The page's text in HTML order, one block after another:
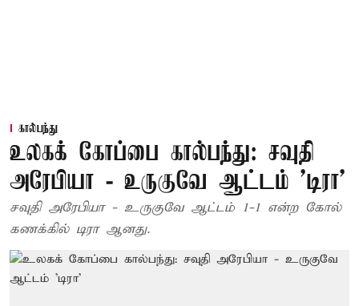
கால்பந்து
உலகக் கோப்பை கால்பந்து: சவுதி
அரேபியா - உருகுவே ஆட்டம் ’டிரா’
சவுதி அரேபியா - உருகுவே ஆட்டம் 1-1 என்ற கோல்
கணக்கில் டிரா ஆனது.